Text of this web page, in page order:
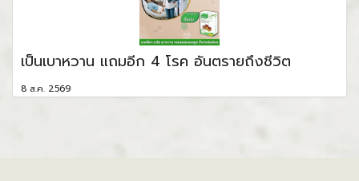
เป็นเบาหวาน แถมอีก 4 โรค อันตรายถึงชีวิต
8 ส.ค. 2569